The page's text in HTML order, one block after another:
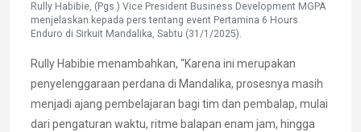
Rully Habibie, (Pgs.) Vice President Business Development MGPA
menjelaskan kepada pers tentang event Pertamina 6 Hours
Enduro di Sirkuit Mandalika, Sabtu (31/1/2025).
Rully Habibie menambahkan, “Karena ini merupakan
penyelenggaraan perdana di Mandalika, prosesnya masih
menjadi ajang pembelajaran bagi tim dan pembalap, mulai
dari pengaturan waktu, ritme balapan enam jam, hingga